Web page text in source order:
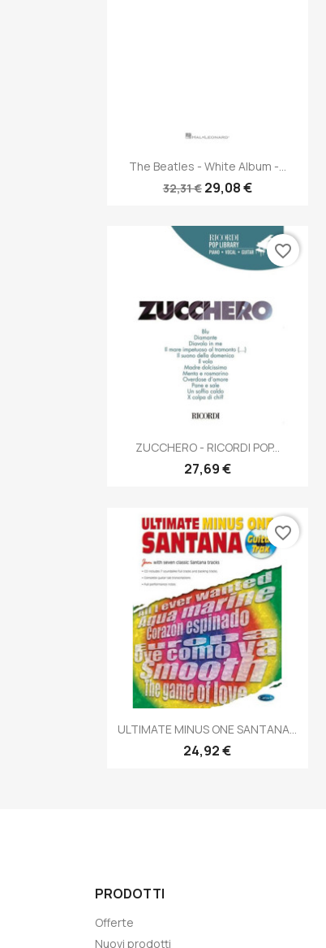
Anteprima
The Beatles - White Album -...
32,31 € 29,08 €
Anteprima
ZUCCHERO - RICORDI POP...
27,69 €
favorite_border
Anteprima
ULTIMATE MINUS ONE SANTANA...
24,92 €
favorite_border
PRODOTTI
Offerte
Nuovi prodotti